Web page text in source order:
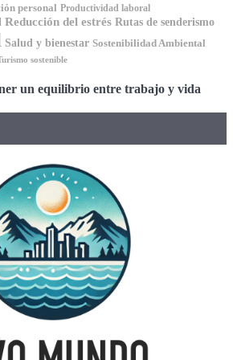
personal Productividad laboral
Reducción del estrés Rutas de senderismo
Salud y bienestar Sostenibilidad Ambiental
sostenible
un equilibrio entre trabajo y vida